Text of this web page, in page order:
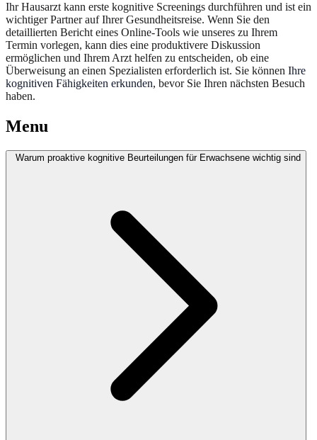
Ihr Hausarzt kann erste kognitive Screenings durchführen und ist ein
wichtiger Partner auf Ihrer Gesundheitsreise. Wenn Sie den
detaillierten Bericht eines Online-Tools wie unseres zu Ihrem
Termin vorlegen, kann dies eine produktivere Diskussion
ermöglichen und Ihrem Arzt helfen zu entscheiden, ob eine
Überweisung an einen Spezialisten erforderlich ist. Sie können Ihre
kognitiven Fähigkeiten erkunden, bevor Sie Ihren nächsten Besuch
haben.
Menu
Warum proaktive kognitive Beurteilungen für Erwachsene wichtig sind